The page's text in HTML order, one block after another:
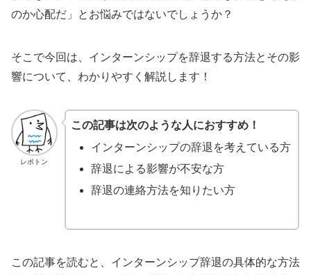
のか心配だ」とお悩みではないでしょうか？
そこで今回は、インターンシップを辞退する方法とその影
響について、わかりやすく解説します！
レポトン
この記事は次のような人におすすめ！
インターンシップの辞退を考えている方
辞退による影響が不安な方
辞退の連絡方法を知りたい方
この記事を読むと、インターンシップ辞退の具体的な方法